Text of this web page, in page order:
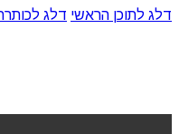
דלג לתוכן הראשי דלג